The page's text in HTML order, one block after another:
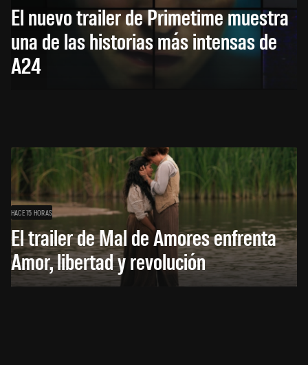
El nuevo trailer de Primetime muestra
una de las historias más intensas de
A24
HACE 15 HORAS
El trailer de Mal de Amores enfrenta
Amor, libertad y revolución